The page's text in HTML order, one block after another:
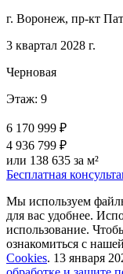
г. Воронеж, пр-кт
3 квартал 2028 г.
Черновая
Этаж: 9
6 170 999 ₽
4 936 799 ₽
или 138 635 за м²
Бесплатная
Мы используем
для вас удобнее.
использование.
ознакомиться с нашей
Cookies. 13 января